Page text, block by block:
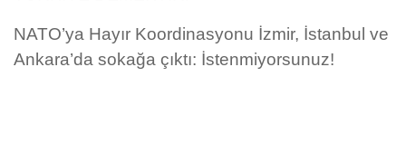
NATO’ya Hayır Koordinasyonu İzmir, İstanbul ve
Ankara’da sokağa çıktı: İstenmiyorsunuz!